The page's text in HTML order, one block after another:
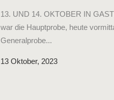
13. UND 14. OKTOBER IN
war die Hauptprobe, heute
Generalprobe...
13 Oktober, 2023